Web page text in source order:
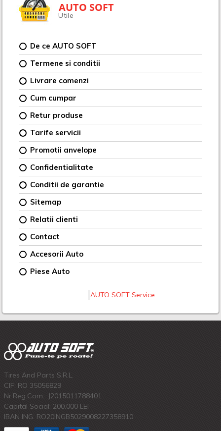
AUTO SOFT
Utile
De ce AUTO SOFT
Termene si conditii
Livrare comenzi
Cum cumpar
Retur produse
Tarife servicii
Promotii anvelope
Confidentialitate
Conditii de garantie
Sitemap
Relatii clienti
Contact
Accesorii Auto
Piese Auto
AUTO SOFT Service
Tires And Parts S.R.L.
CIF: RO 35056829
Nr.Reg.Com.: J2015011788401
Capital Social: 200.000 LEI
IBAN ING: RO20INGB5029008227358910